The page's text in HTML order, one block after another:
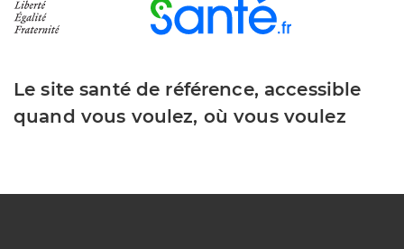
Le site santé de référence, accessible
quand vous voulez, où vous voulez